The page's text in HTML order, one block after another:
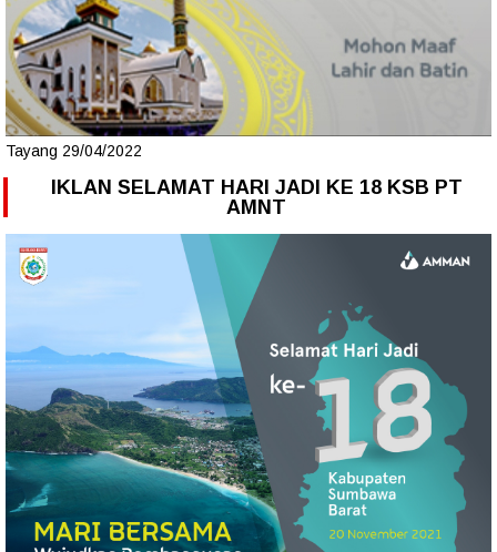
Tayang 29/04/2022
IKLAN SELAMAT HARI JADI KE 18 KSB PT
AMNT